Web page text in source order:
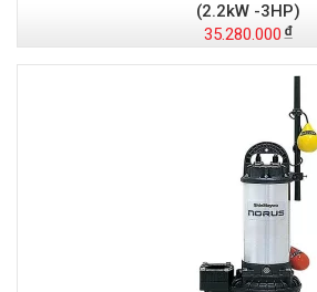
(2.2kW -3HP)
35.280.000